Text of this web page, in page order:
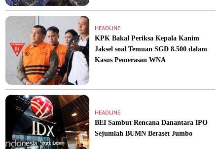
HEADLINE
KPK Bakal Periksa Kepala Kanim
Jaksel soal Temuan SGD 8.500 dalam
Kasus Pemerasan WNA
HEADLINE
BEI Sambut Rencana Danantara IPO
Sejumlah BUMN Beraset Jumbo